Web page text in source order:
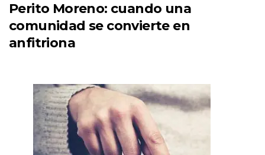
Perito Moreno: cuando una
comunidad se convierte en
anfitriona